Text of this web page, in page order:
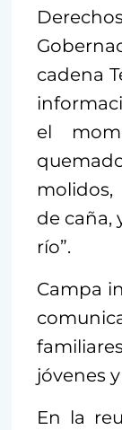
cadena
el
de caña,
río”.
Campa
jóvenes
En la